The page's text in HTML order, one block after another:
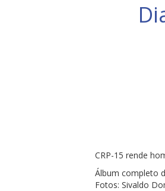
CRP-15 rende
Álbum completo
Fotos: Sivaldo